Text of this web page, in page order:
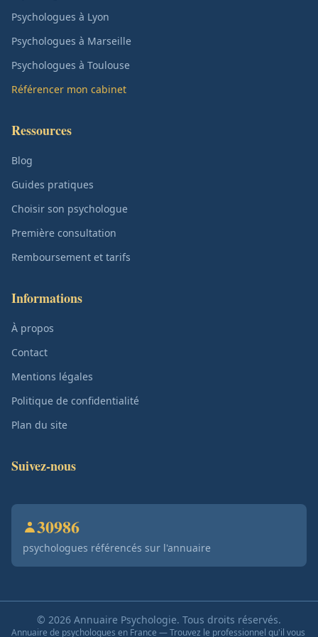
Psychologues à Lyon
Psychologues à Marseille
Psychologues à Toulouse
Référencer mon cabinet
Ressources
Blog
Guides pratiques
Choisir son psychologue
Première consultation
Remboursement et tarifs
Informations
À propos
Contact
Mentions légales
Politique de confidentialité
Plan du site
Suivez-nous
30986
psychologues référencés sur l'annuaire
© 2026 Annuaire Psychologie. Tous droits réservés.
Annuaire de psychologues en France — Trouvez le professionnel qu'il vous